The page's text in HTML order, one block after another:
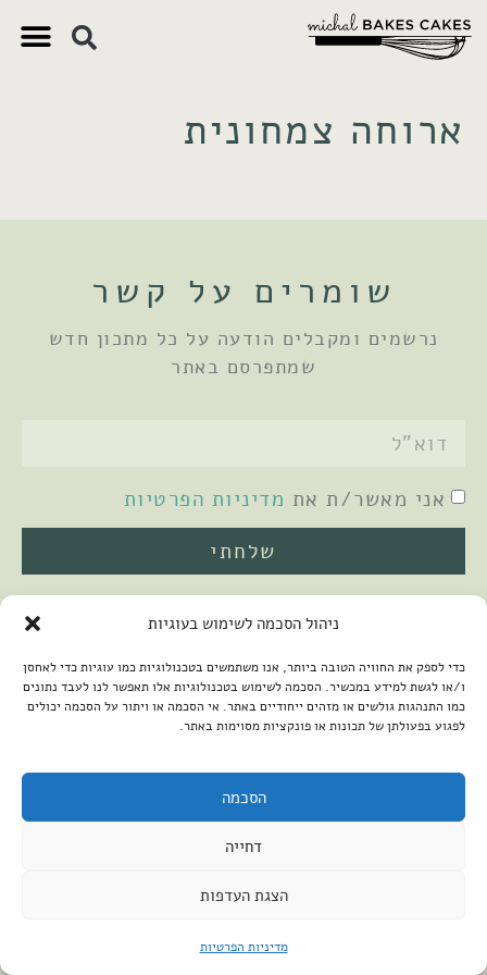
ניהול הסכמה לשימוש בעוגיות
כדי לספק את החוויה הטובה ביותר, אנו משתמשים בטכנולוגיות כמו עוגיות כדי לאחסן
ו/או לגשת למידע במכשיר. הסכמה לשימוש בטכנולוגיות אלו תאפשר לנו לעבד נתונים
כמו התנהגות גולשים או מזהים ייחודיים באתר. אי הסכמה או ויתור על הסכמה יכולים
לפגוע בפעולתן של תכונות או פונקציות מסוימות באתר.
הסכמה
דחייה
הצגת העדפות
מדיניות הפרטיות
ארוחה צמחונית
שומרים על קשר
נרשמים ומקבלים הודעה על כל מתכון חדש
שמתפרסם באתר
אני מאשר/ת את מדיניות הפרטיות
שלחתי
2026 © כל הזכויות שמורות למיכל שמיר
הצהרת נגישות